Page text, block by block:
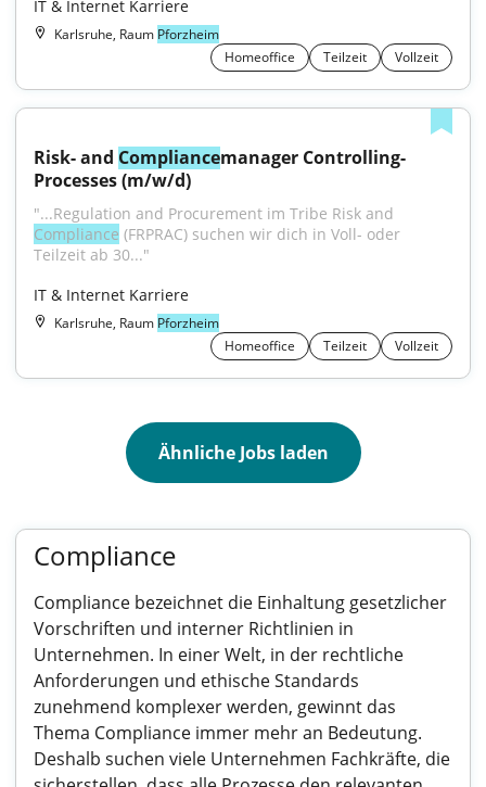
IT & Internet Karriere
Karlsruhe, Raum Pforzheim
Homeoffice
Teilzeit Vollzeit
Risk- and Compliancemanager Controlling-
Processes (m/w/d)
Compliance (FRPRAC) suchen wir dich in Voll- oder
Teilzeit ab 30..."
IT & Internet Karriere
Karlsruhe, Raum Pforzheim
Homeoffice
Teilzeit Vollzeit
Ähnliche Jobs laden
Compliance
Compliance bezeichnet die Einhaltung gesetzlicher
Vorschriften und interner Richtlinien in
Unternehmen. In einer Welt, in der rechtliche
Anforderungen und ethische Standards
zunehmend komplexer werden, gewinnt das
Thema Compliance immer mehr an Bedeutung.
Deshalb suchen viele Unternehmen Fachkräfte, die